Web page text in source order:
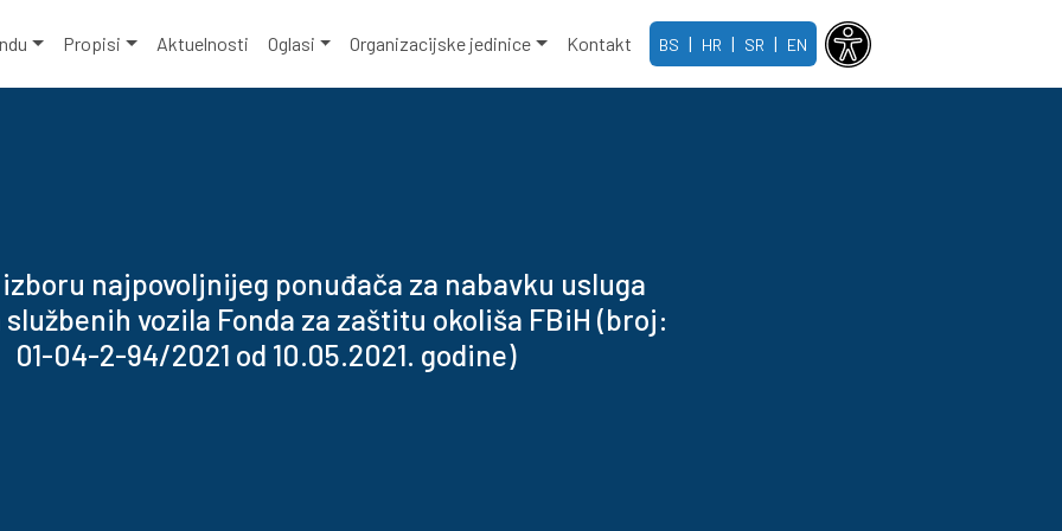
Propisi Aktuelnosti Oglasi Organizacijske jedinice Kontakt BS | HR | SR | EN
izboru najpovoljnijeg ponuđača za nabavku usluga
vozila Fonda za zaštitu okoliša FBiH (broj:
01-04-2-94/2021 od 10.05.2021. godine)